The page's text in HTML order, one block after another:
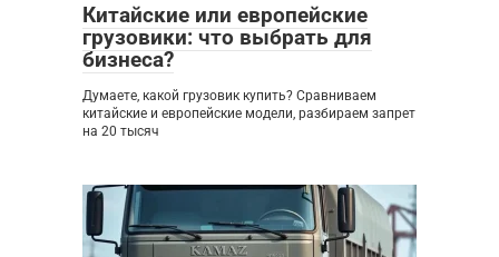
Китайские или европейские
грузовики: что выбрать для
бизнеса?
Думаете, какой грузовик купить? Сравниваем
китайские и европейские модели, разбираем запрет
на 20 тысяч